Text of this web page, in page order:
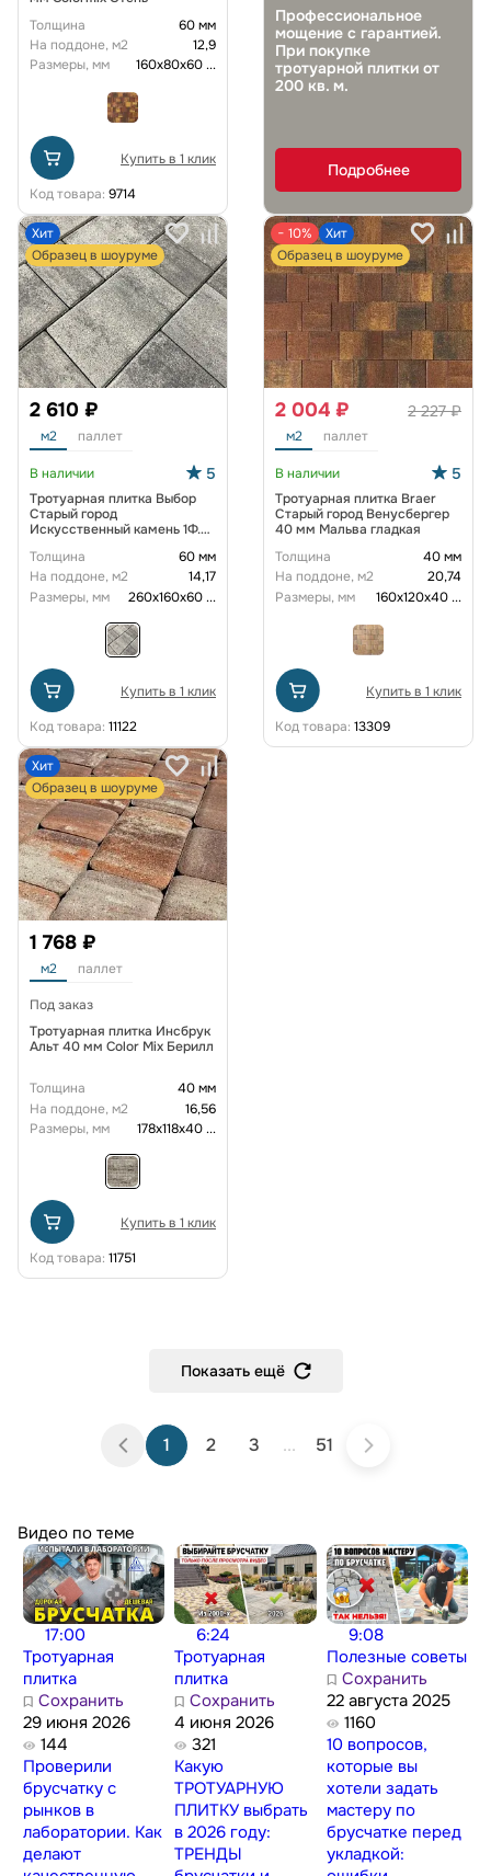
Толщина
60 мм
На поддоне, м2
12,9
Размеры, мм
160х80х60...
Купить в 1 клик
Код товара: 9714
Профессиональное
мощение с гарантией.
При покупке
тротуарной плитки от
200 кв. м.
Подробнее
Хит
Образец в шоуруме
2 610 ₽
м2 паллет
В наличии 5
Тротуарная плитка Выбор
Старый город
Искусственный камень 1Ф.6
Толщина
60 мм
На поддоне, м2
14,17
Размеры, мм
260х160х60...
Купить в 1 клик
Код товара: 11122
− 10%
Хит
Образец в шоуруме
2 227 ₽
2 004 ₽
м2 паллет
В наличии 5
Тротуарная плитка Braer
Старый город Венусбергер
40 мм Мальва гладкая
Толщина
40 мм
На поддоне, м2
20,74
Размеры, мм
160х120х40...
Купить в 1 клик
Код товара: 13309
Хит
Образец в шоуруме
1 768 ₽
м2 паллет
Под заказ
Тротуарная плитка Инсбрук
Альт 40 мм Color Mix Берилл
Толщина
40 мм
На поддоне, м2
16,56
Размеры, мм
178х118х40...
Купить в 1 клик
Код товара: 11751
Показать ещё
1 2 3 ... 51
Видео по теме
17:00
Тротуарная
плитка
Сохранить
29 июня 2026
144
Проверили
брусчатку с
рынков в
лаборатории. Как
делают
6:24
Тротуарная
плитка
Сохранить
4 июня 2026
321
Какую
ТРОТУАРНУЮ
ПЛИТКУ выбрать
в 2026 году:
ТРЕНДЫ
9:08
Полезные советы
Сохранить
22 августа 2025
1160
10 вопросов,
которые вы
хотели задать
мастеру по
брусчатке перед
укладкой: